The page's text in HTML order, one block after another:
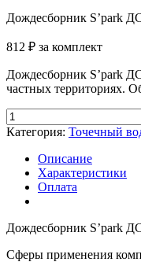
Дождесборник S’park
812 ₽ за комплект
Дождесборник S’park
частных территориях.
Категория: Точечный
Описание
Характеристики
Оплата
Дождесборник S’park
Сферы применения